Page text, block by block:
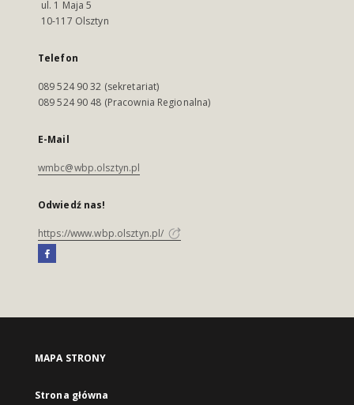
ul. 1 Maja 5
10-117 Olsztyn
Telefon
089 524 90 32 (sekretariat)
089 524 90 48 (Pracownia Regionalna)
E-Mail
wmbc@wbp.olsztyn.pl
Odwiedź nas!
https://www.wbp.olsztyn.pl/
MAPA STRONY
Strona główna